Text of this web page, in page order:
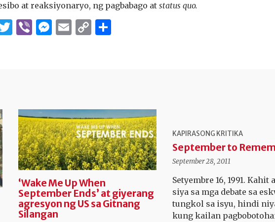
at reaksiyonaryo, ng pagbabago at status quo.
Twitter
ViberMessenger
Email
Copy
‘Wake Me Up When
September Ends’ at giyerang
agresyon ng US sa Gitnang
Silangan
KAPIRASONG KRITIKA
September to
September 28, 2011
Setyembre 16, 1991. Kahit
siya sa mga debate sa
tungkol sa isyu, hindi
kung kailan